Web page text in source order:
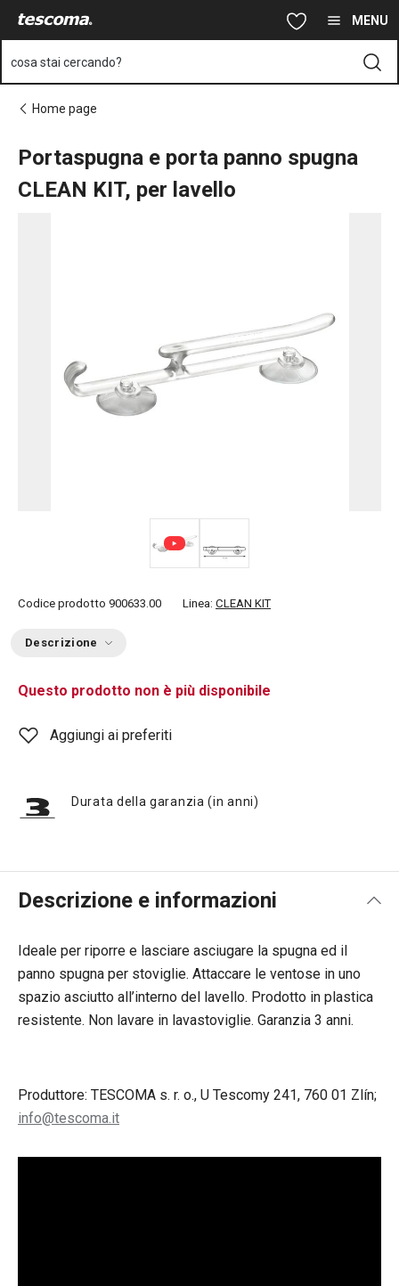
Vai al contenuto principale MENU
cosa stai cercando?
Home page
Portaspugna e porta panno spugna
CLEAN KIT, per lavello
Codice prodotto 900633.00 Linea: CLEAN KIT
Descrizione
Questo prodotto non è più disponibile
Aggiungi ai preferiti
Durata della garanzia (in anni)
Descrizione e informazioni
Ideale per riporre e lasciare asciugare la spugna ed il
panno spugna per stoviglie. Attaccare le ventose in uno
spazio asciutto all’interno del lavello. Prodotto in plastica
resistente. Non lavare in lavastoviglie. Garanzia 3 anni.
Produttore: TESCOMA s. r. o., U Tescomy 241, 760 01 Zlín;
info@tescoma.it